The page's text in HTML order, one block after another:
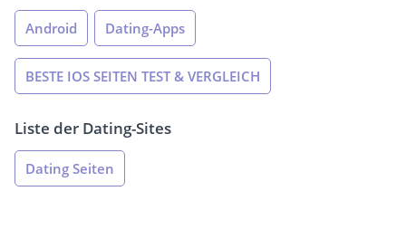
Android Dating-Apps
BESTE IOS SEITEN TEST & VERGLEICH
Liste der Dating-Sites
Dating Seiten